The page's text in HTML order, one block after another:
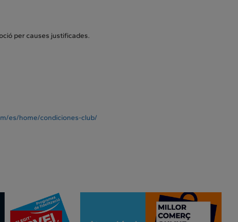
per causes justificades.
es/home/condiciones-club/